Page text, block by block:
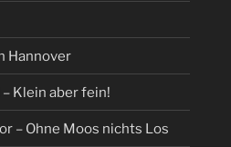
Hannover
Klein aber fein!
– Ohne Moos nichts Los